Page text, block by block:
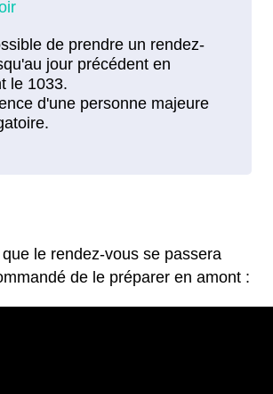
le rendez-vous se passera
de le préparer en amont :